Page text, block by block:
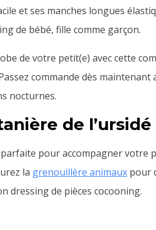
et ses manches longues
de bébé, fille comme garçon.
de votre petit(e) avec cette
commande dès
nocturnes.
de
pour accompagner votre
la grenouillère animaux pour
dressing de pièces cocooning.